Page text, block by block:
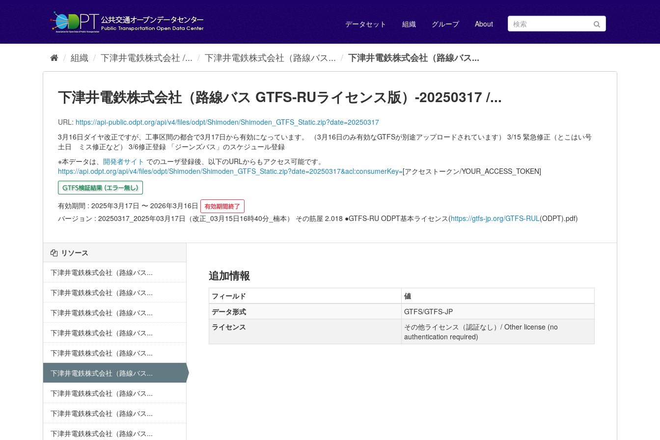
し
データセット 組織 グループ About
組織 下津井電鉄株式会社 /... 下津井電鉄株式会社（路線バス... 下津井電鉄株式会社（路線バス...
下津井電鉄株式会社（路線バス GTFS-RUライセンス版）-20250317 /...
URL: https://api-public.odpt.org/api/v4/files/odpt/Shimoden/Shimoden_GTFS_Static.zip?date=20250317
3月16日ダイヤ改正ですが、工事区間の都合で3月17日から有効になっています。 （3月16日のみ有効なGTFSが別途アップロードされています） 3/15 緊急修正（とこはい号
土日 ミス修正など） 3/6修正登録 「ジーンズバス」のスケジュール登録
※本データは、 開発者サイト でのユーザ登録後、以下のURLからもアクセス可能です。
https://api.odpt.org/api/v4/files/odpt/Shimoden/Shimoden_GTFS_Static.zip?date=20250317&acl:consumerKey=[アクセストークン/YOUR_ACCESS_TOKEN]
有効期間 : 2025年3月17日 〜 2026年3月16日
バージョン : 20250317_2025年03月17日（改正_03月15日16時40分_楠本） その筋屋 2.018 ●GTFS-RU ODPT基本ライセンス(https://gtfs-jp.org/GTFS-RUL(ODPT).pdf)
リソース
下津井電鉄株式会社（路線バス...
下津井電鉄株式会社（路線バス...
下津井電鉄株式会社（路線バス...
下津井電鉄株式会社（路線バス...
下津井電鉄株式会社（路線バス...
下津井電鉄株式会社（路線バス...
下津井電鉄株式会社（路線バス...
下津井電鉄株式会社（路線バス...
下津井電鉄株式会社（路線バス...
追加情報
フィールド
値
データ形式
GTFS/GTFS-JP
ライセンス
その他ライセンス（認証なし）/ Other license (no
authentication required)